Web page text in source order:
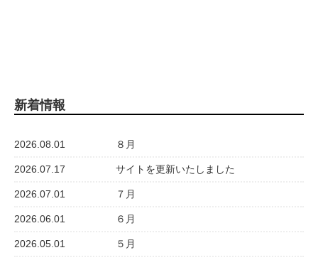
新着情報
2026.08.01 ８月
2026.07.17 サイトを更新いたしました
2026.07.01 ７月
2026.06.01 ６月
2026.05.01 ５月